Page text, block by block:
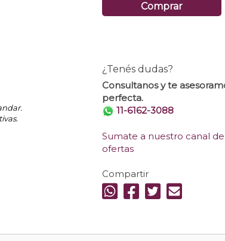
Comprar
¿Tenés dudas?
Consultanos y te
perfecta.
11-6162-3088
Sumate a nuestro canal
ofertas
Compartir